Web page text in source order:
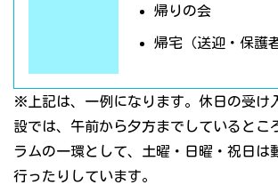
帰りの会
帰宅（送迎・保護
※上記は、一例になります。休日の受け
設では、午前から夕方までしているとこ
ラムの一環として、土曜・日曜・祝日は
行ったりしています。